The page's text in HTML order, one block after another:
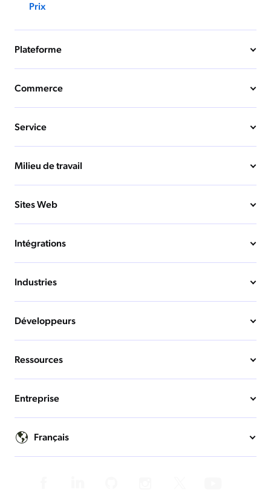
Prix
Plateforme
Commerce
Service
Milieu de travail
Sites Web
Intégrations
Industries
Développeurs
Ressources
Entreprise
Français